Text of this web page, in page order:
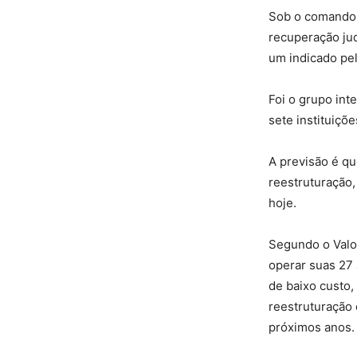
Sob o
recuperação
um indicado
Foi o grupo
sete
A previsão é
hoje.
Segundo o
operar suas 27
de baixo
reestruturação
próximos anos.